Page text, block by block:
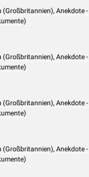
(Großbritannien), Anekdote
(Großbritannien), Anekdote
(Großbritannien), Anekdote
(Großbritannien), Anekdote